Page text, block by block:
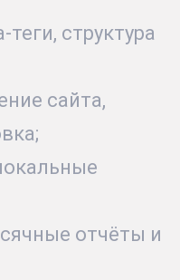
структура
сайта,
отчёты и